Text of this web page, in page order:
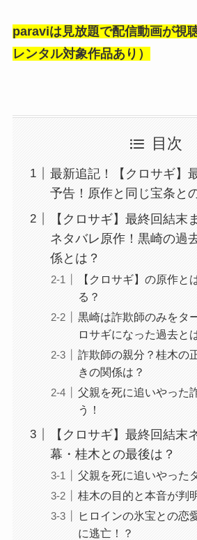
paraviは見放題で配信動画が視
レンタル対象作品あり）
目次
最新追記！【クロサギ】
予告！原作と同じ宝条と
【クロサギ】最終回結末
ネタバレ原作！黒崎の過
係とは？
【クロサギ】の原作と
る？
黒崎は詐欺師のみをタ
ロサギになった過去と
詐欺師の親分？桂木の
きの関係は？
父親を死に追いやった
う！
【クロサギ】最終回結末
幕・桂木との最後は？
父親を死に追いやった
桂木の目的と本音が判
ヒロインの氷宝との恋
に逃亡！？